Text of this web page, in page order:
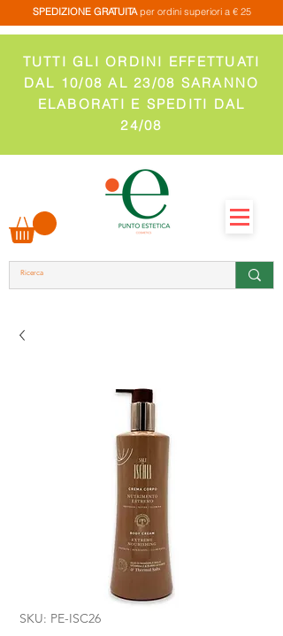
SPEDIZIONE GRATUITAper ordini superiori a € 25
TUTTI GLI ORDINI EFFETTUATI
DAL 10/08 AL 23/08 SARANNO
ELABORATI E SPEDITI DAL
24/08
SKU: PE-ISC26